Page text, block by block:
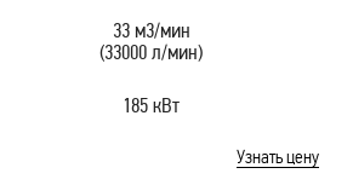
33 м3/мин
(33000 л/мин)
185 кВт
Узнать цену